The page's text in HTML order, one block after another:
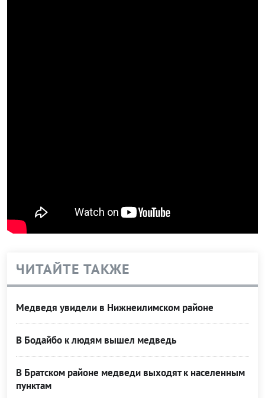
ЧИТАЙТЕ ТАКЖЕ
Медведя увидели в Нижнеилимском районе
В Бодайбо к людям вышел медведь
В Братском районе медведи выходят к населенным
пунктам